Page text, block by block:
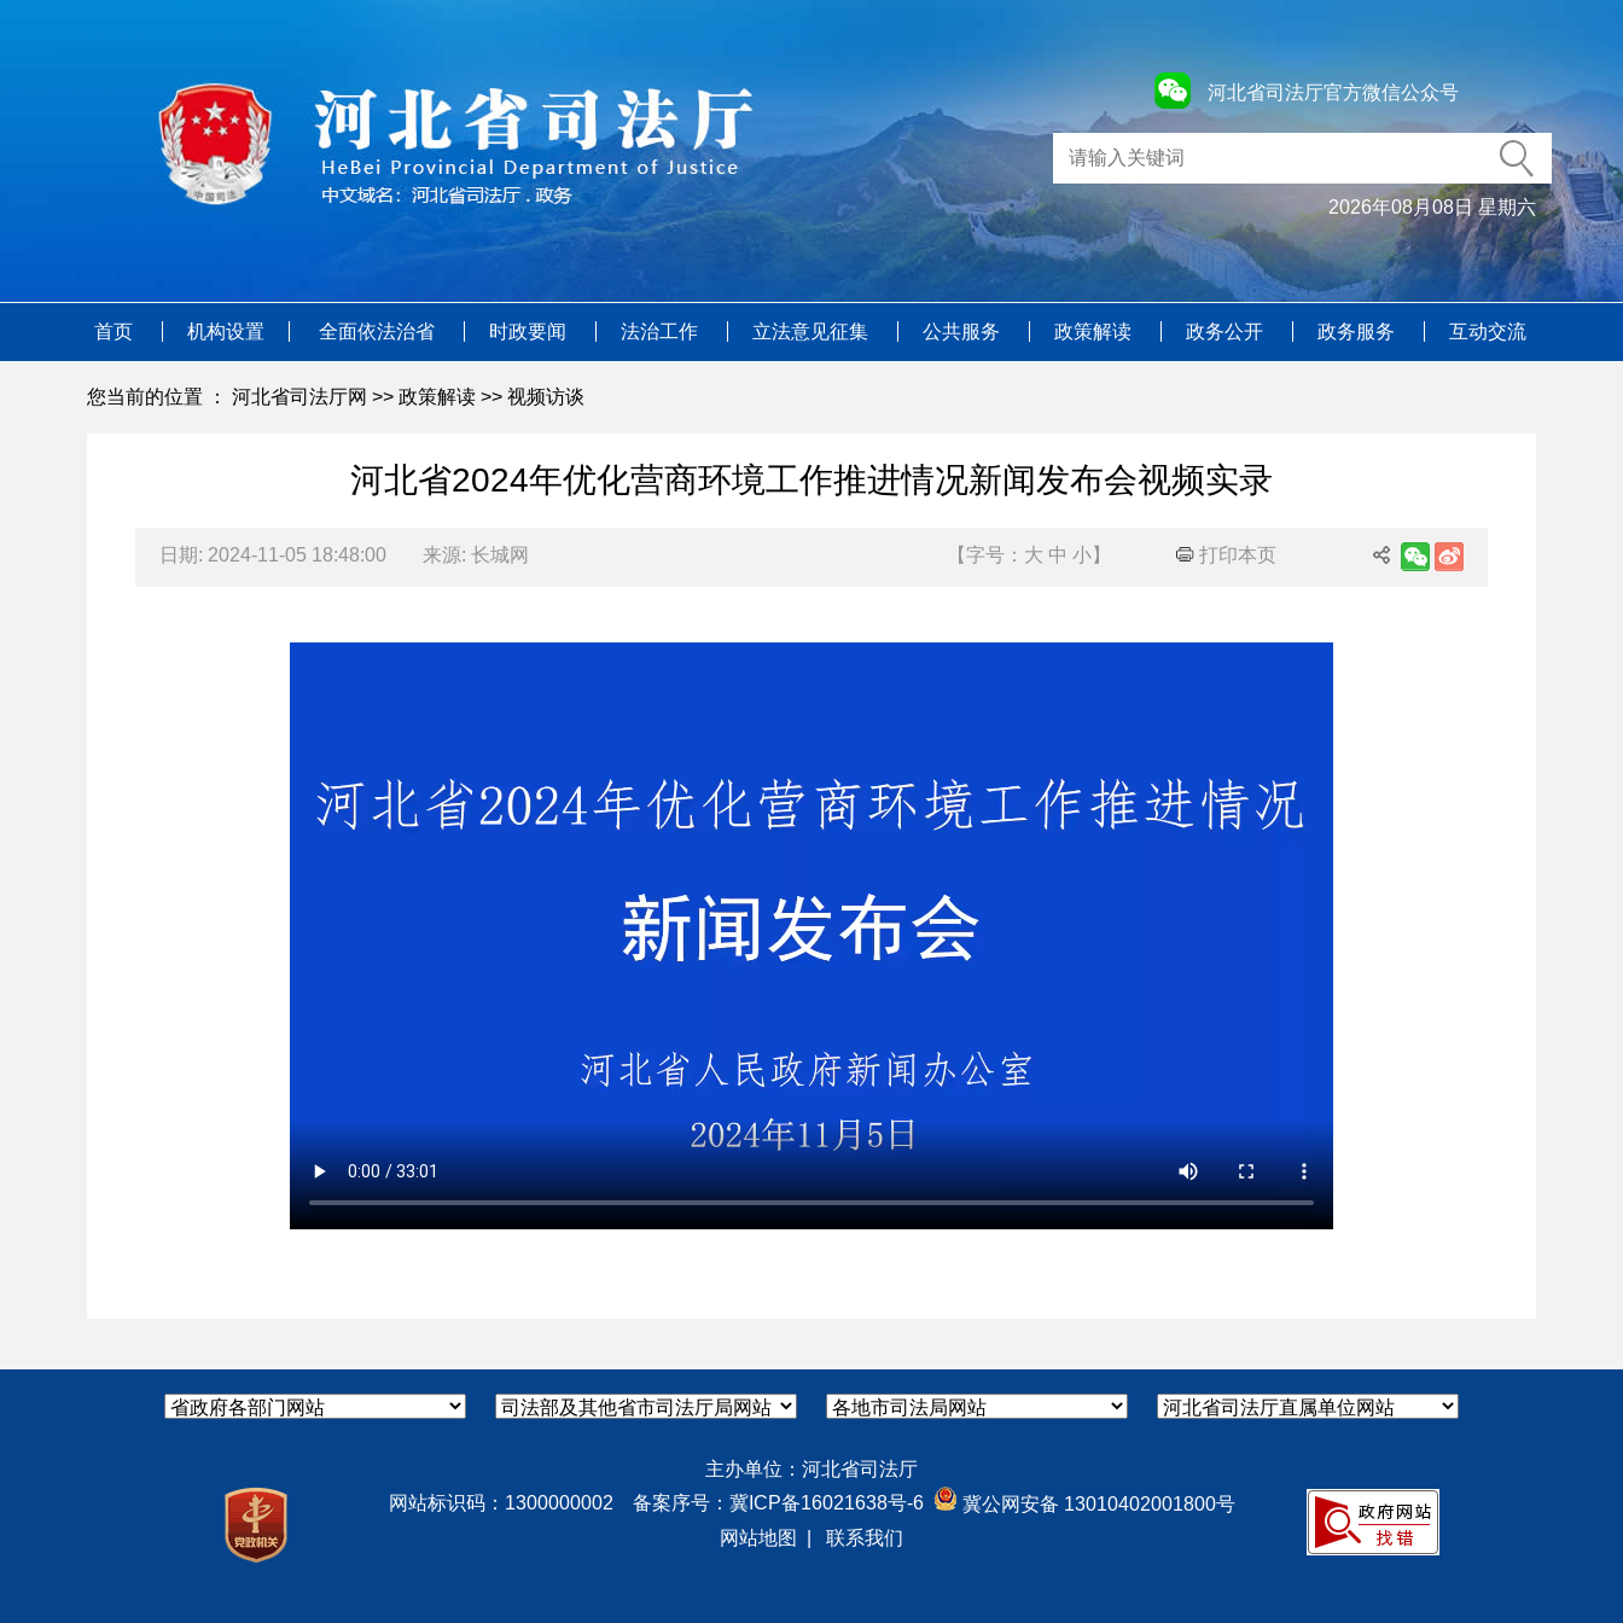
河北省司法厅官方微信公众号
2026年08月08日 星期六
首页 机构设置 全面依法治省 时政要闻 法治工作 立法意见征集 公共服务 政策解读 政务公开 政务服务 互动交流
您当前的位置 ： 河北省司法厅网 >> 政策解读 >> 视频访谈
河北省2024年优化营商环境工作推进情况新闻发布会视频实录
日期: 2024-11-05 18:48:00 来源: 长城网 【字号： 大 中 小】 打印本页
主办单位：河北省司法厅
网站标识码：1300000002 备案序号： 冀ICP备16021638号-6
冀公网安备 13010402001800号
网站地图
联系我们